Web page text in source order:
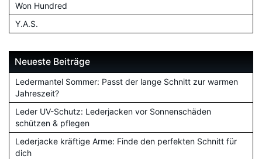
Won Hundred
Y.A.S.
Neueste Beiträge
Ledermantel Sommer: Passt der lange Schnitt zur warmen
Jahreszeit?
Leder UV-Schutz: Lederjacken vor Sonnenschäden
schützen & pflegen
Lederjacke kräftige Arme: Finde den perfekten Schnitt für
dich